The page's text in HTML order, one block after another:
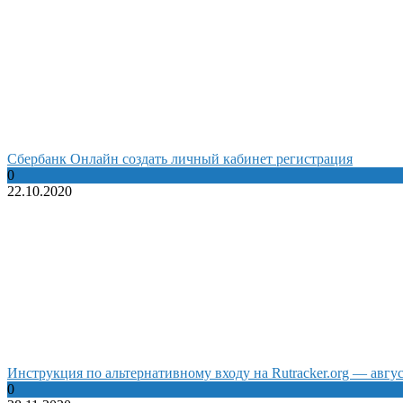
Сбербанк Онлайн создать личный кабинет регистрация
0
22.10.2020
Инструкция по альтернативному входу на Rutracker.org —
0